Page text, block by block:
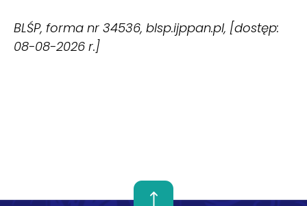
BLŚP, forma nr 34536, blsp.ijppan.pl, [dostęp:
08-08-2026 r.]